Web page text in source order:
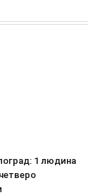
1 людина